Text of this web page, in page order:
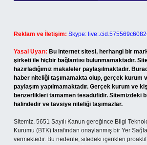
Reklam ve İletişim: Skype:
Yasal Uyarı: Bu internet sitesi, herhangi bir
şirketi ile hiçbir bağlantısı bulunmamaktadır.
hazırladığımız makaleler paylaşılmaktadır.
haber niteliği taşımamakta olup, gerçek kurum
paylaşım yapılmamaktadır. Gerçek kurum ve
benzerlikleri tamamen tesadüfidir. Sitemizdeki
halindedir ve tavsiye niteliği taşımazlar.
Sitemiz, 5651 Sayılı Kanun gereğince Bilgi
Kurumu (BTK) tarafından onaylanmış bir Yer
vermektedir. Bu nedenle, sitedeki içerikleri